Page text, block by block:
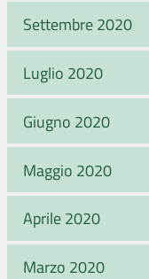
Settembre 2020
Luglio 2020
Giugno 2020
Maggio 2020
Aprile 2020
Marzo 2020